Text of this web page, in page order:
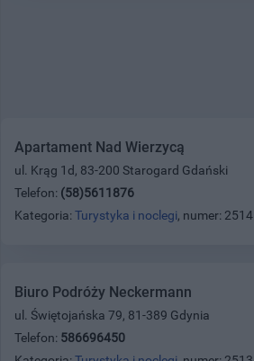
Apartament Nad Wierzycą
ul. Krąg 1d, 83-200 Starogard Gdański
Telefon: (58)5611876
Kategoria: Turystyka i noclegi, numer: 2514
Biuro Podróży Neckermann
ul. Świętojańska 79, 81-389 Gdynia
Telefon: 586696450